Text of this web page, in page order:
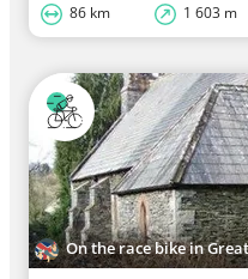
86 km 1 603 m
On the race bike in